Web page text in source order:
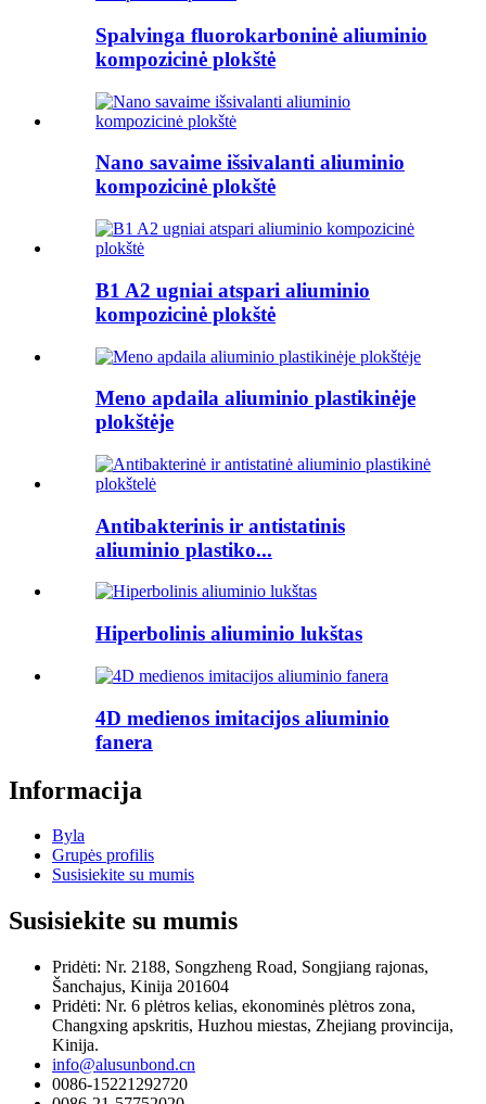
Spalvinga fluorokarboninė aliuminio
kompozicinė plokštė
Nano savaime išsivalanti aliuminio
kompozicinė plokštė
B1 A2 ugniai atspari aliuminio
kompozicinė plokštė
Meno apdaila aliuminio plastikinėje
plokštėje
Antibakterinis ir antistatinis
aliuminio plastiko...
Hiperbolinis aliuminio lukštas
4D medienos imitacijos aliuminio
fanera
Informacija
Byla
Grupės profilis
Susisiekite su mumis
Susisiekite su mumis
Pridėti: Nr. 2188, Songzheng Road, Songjiang rajonas,
Šanchajus, Kinija 201604
Pridėti: Nr. 6 plėtros kelias, ekonominės plėtros zona,
Changxing apskritis, Huzhou miestas, Zhejiang provincija,
Kinija.
info@alusunbond.cn
0086-15221292720